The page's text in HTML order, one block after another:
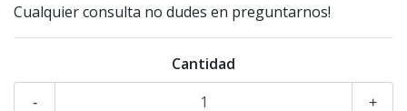
Cualquier consulta no dudes en preguntarnos!
Cantidad
+
-